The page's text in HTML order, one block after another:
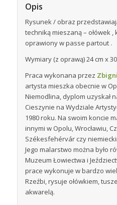
Opis
Rysunek / obraz
techniką mieszaną – ołówek
oprawiony w passe partout.
Wymiary (z oprawą) 24 cm x
Praca wykonana przez
artysta mieszka obecnie w
Niemodlina, dyplom uzyskał
Cieszynie na Wydziale
1980 roku. Na swoim koncie
innymi w Opolu, Wrocławiu,
Székesfehérvár czy
Jego malarstwo można było
Muzeum Łowiectwa i
prace wykonuje w bardzo
Rzeźbi, rysuje ołówkiem,
akwarelą.